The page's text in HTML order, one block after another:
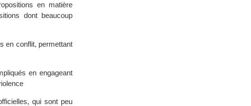
en matière
dont beaucoup
en conflit, permettant
en engageant
qui sont peu